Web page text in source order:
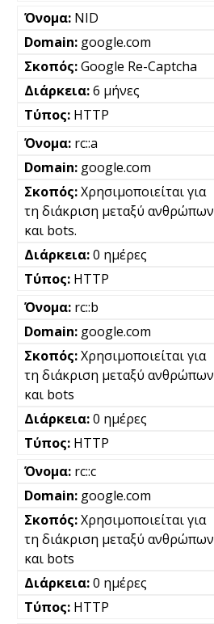
NID
google.com
Google Re-Captcha
6 μήνες
HTTP
rc::a
google.com
Χρησιμοποιείται για
τη διάκριση μεταξύ ανθρώπων
και bots.
0 ημέρες
HTTP
rc::b
google.com
Χρησιμοποιείται για
τη διάκριση μεταξύ ανθρώπων
και bots
0 ημέρες
HTTP
rc::c
google.com
Χρησιμοποιείται για
τη διάκριση μεταξύ ανθρώπων
και bots
0 ημέρες
HTTP